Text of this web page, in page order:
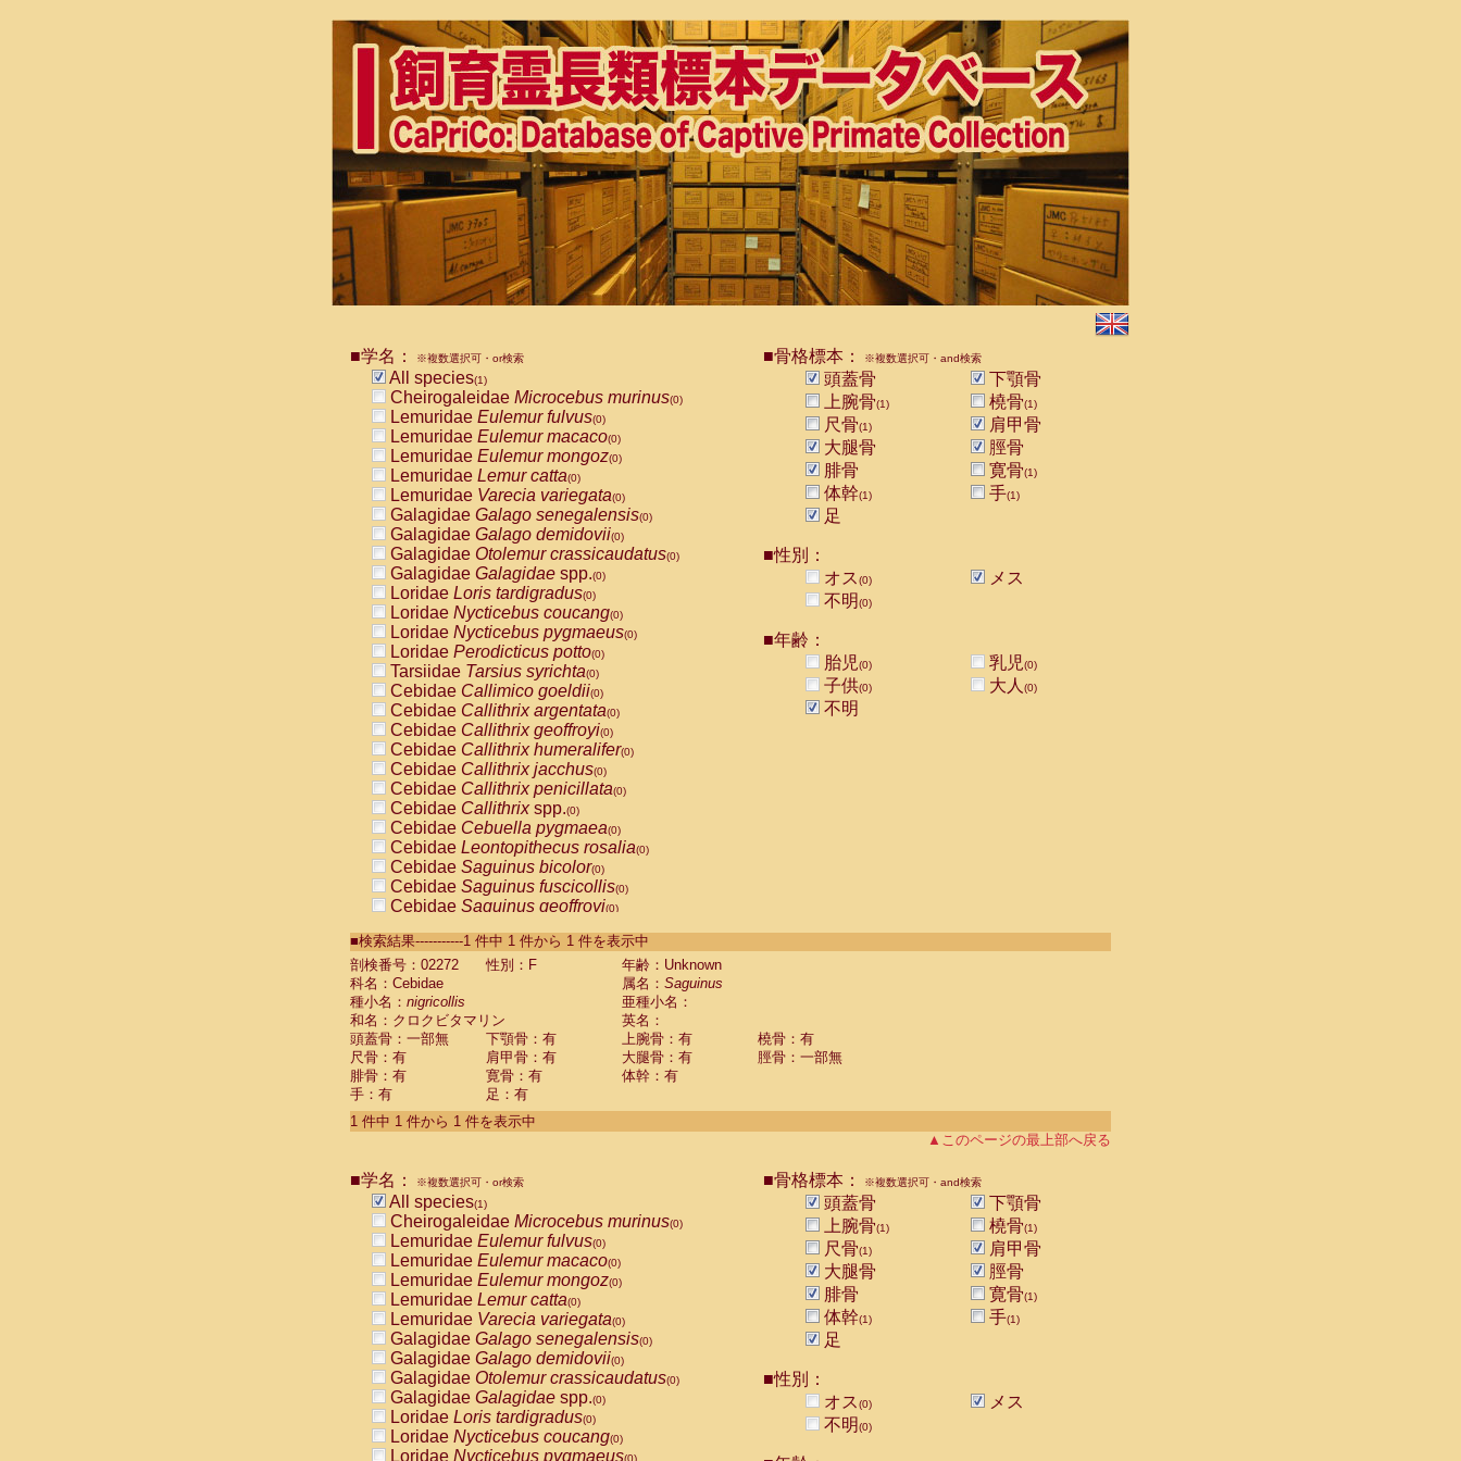
■学名： ※複数選択可・or検索
All species(1)
Cheirogaleidae Microcebus murinus(0)
Lemuridae Eulemur fulvus(0)
Lemuridae Eulemur macaco(0)
Lemuridae Eulemur mongoz(0)
Lemuridae Lemur catta(0)
Lemuridae Varecia variegata(0)
Galagidae Galago senegalensis(0)
Galagidae Galago demidovii(0)
Galagidae Otolemur crassicaudatus(0)
Galagidae Galagidae spp.(0)
Loridae Loris tardigradus(0)
Loridae Nycticebus coucang(0)
Loridae Nycticebus pygmaeus(0)
Loridae Perodicticus potto(0)
Tarsiidae Tarsius syrichta(0)
Cebidae Callimico goeldii(0)
Cebidae Callithrix argentata(0)
Cebidae Callithrix geoffroyi(0)
Cebidae Callithrix humeralifer(0)
Cebidae Callithrix jacchus(0)
Cebidae Callithrix penicillata(0)
Cebidae Callithrixspp.(0)
Cebidae Cebuella pygmaea(0)
Cebidae Leontopithecus rosalia(0)
Cebidae Saguinus bicolor(0)
Cebidae Saguinus fuscicollis(0)
Cebidae Saguinus geoffroyi(0)
CebidaeSaguinus labiatus(0)
Cebidae Saguinus leucopus (0)
Cebidae
CebidaeSaguinus mystax
CebidaeSaguinus nigricollis (1)
Cebidae Saguinus oedipus
Cebidae Saguinus weddelli
Cebidae Saguinusspp.
Cebidae Aotus trivirgatus
Cebidae Cebus albifrons
CebidaeCebus nigrivittatus
CebidaeCebus
CebidaeSaimiri boliviensis(0)
CebidaeSaimiri sciureus(0)
AtelidaeAlouatta caraya(0)
AtelidaeAlouatta fusca(0)
AtelidaeAlouatta seniculus
AtelidaeAlouattaspp.(0)
AtelidaeAteles belzebuth(0)
AtelidaeAteles geoffroyi(0)
AtelidaeAteles paniscus(0)
AtelidaeAtelesspp.(0)
Atelidae Lagothrix lagothricha
AtelidaeLagothrix lagothricha cana
PitheciidaeCacajao calvus rubicundus
■骨格標本： ※複数選択可・and検索
頭蓋骨
下顎骨
上腕骨(1) 橈骨(1)
尺骨(1)
肩甲骨
大腿骨
脛骨
腓骨
寛骨(1)
体幹(1) 手(1)
足
■性別：
オス(0)
メス
不明(0)
■年齢：
胎児(0) 乳児(0)
子供(0) 大人 (0)
不明
■検索結果-----------1 件中 1 件から 1 件を表示中
剖検番号：02272
性別：F
年齢：Unknown
科名：Cebidae
属名： Saguinus
種小名： nigricollis
亜種小名：
和名：クロクビタマリン
英名：
頭蓋骨：一部無
下顎骨：有 上腕骨：有
橈骨：有
尺骨：有
肩甲骨：有 大腿骨：有
脛骨：一部無
腓骨：有
寛骨：有
体幹：有
手：有
足：有
1 件中 1 件から 1 件を表示中
▲このページの最上部へ戻る
■学名： ※複数選択可・or検索
All species(1)
Cheirogaleidae Microcebus murinus(0)
Lemuridae Eulemur fulvus(0)
Lemuridae Eulemur macaco(0)
Lemuridae Eulemur mongoz(0)
Lemuridae Lemur catta(0)
Lemuridae Varecia variegata(0)
Galagidae Galago senegalensis(0)
Galagidae Galago demidovii(0)
Galagidae Otolemur crassicaudatus(0)
Galagidae Galagidae spp.(0)
Loridae Loris tardigradus(0)
Loridae Nycticebus coucang(0)
Loridae Nycticebus pygmaeus(0)
■骨格標本： ※複数選択可・and検索
頭蓋骨
下顎骨
上腕骨(1) 橈骨(1)
尺骨(1)
肩甲骨
大腿骨
脛骨
腓骨
寛骨(1)
体幹(1) 手(1)
足
■性別：
オス(0)
メス
不明(0)